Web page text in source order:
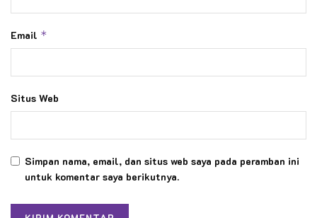
Email *
Situs Web
Simpan nama, email, dan situs web saya pada peramban ini
untuk komentar saya berikutnya.